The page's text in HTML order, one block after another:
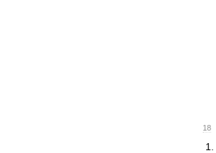
18